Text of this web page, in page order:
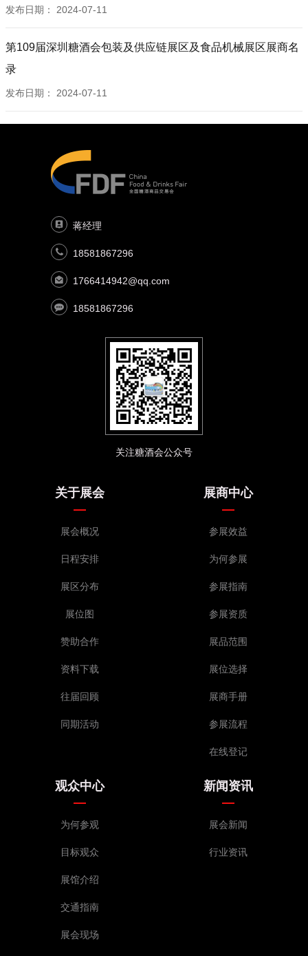
BZ044C 北京励思国际广告有限公司
BZ046C 沈阳市于洪区东嘉兄弟木制品厂
BZ052C 佛山市印得高印刷有限公司
BZ053C 东莞市嘉诚包装材料有限公司
BZ057C 泰堡瓶塞（瑞安）有限公司
BZ058C 泰堡瓶塞（瑞安）有限公司
BZ060C 杭州简庐新材料有限公司
BZ062C 菏泽市天雨工艺品有限公司
BZ063C 周口佳特包装制品有限公司
BZ064C 周口佳特包装制品有限公司
BZ065C 汕头市伯优环保科技有限公司
BZ066C 广东伟力环保实业有限公司
BZ067C 上海安全印务有限公司
BZ069C 河北汇艺包装制品有限公司
BZ071C 山东金罐包装制品有限公司
BZ073C 福州市伟华塑料制品有限公司
BZ074C 福州市伟华塑料制品有限公司
BZ077C 上海益乐纸制品有限公司
BZ080C 宁晋县百花烛业有限公司
BZ083C 青岛英之彩包装有限公司
BZ088C 温州川*工艺品有限公司
BZ091C 广州美祺智能印刷有限公司
BZ092C 广州美祺智能印刷有限公司
发布日期： 2024-07-11
第109届深圳糖酒会包装及供应链展区及食品机械展区展商名
录
发布日期： 2024-07-11
蒋经理
18581867296
1766414942@qq.com
18581867296
关注糖酒会公众号
关于展会
展会概况
日程安排
展区分布
展位图
赞助合作
资料下载
往届回顾
同期活动
展商中心
参展效益
为何参展
参展指南
参展资质
展品范围
展位选择
展商手册
参展流程
在线登记
观众中心
为何参观
目标观众
展馆介绍
交通指南
展会现场
新闻资讯
展会新闻
行业资讯